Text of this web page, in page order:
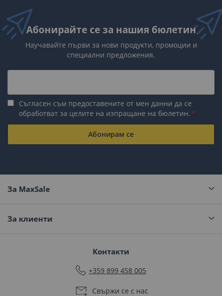
Абонирайте се за нашия бюлетин
Научавайте първи за нови продукти, промоции и
специални предложения.
Съгласен съм предоставените от мен данни да се
обработват за целите на изпращане на бюлетин.
Абонирам се
За MaxSale
За клиенти
Контакти
+359 899 458 005
Свържи се с нас